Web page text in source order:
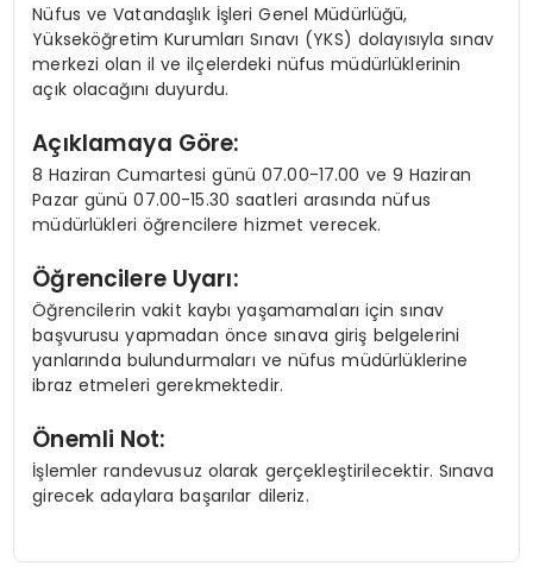
Nüfus ve Vatandaşlık İşleri Genel Müdürlüğü,
Yükseköğretim Kurumları Sınavı (YKS) dolayısıyla sınav
merkezi olan il ve ilçelerdeki nüfus müdürlüklerinin
açık olacağını duyurdu.
Açıklamaya Göre:
8 Haziran Cumartesi günü 07.00-17.00 ve 9 Haziran
Pazar günü 07.00-15.30 saatleri arasında nüfus
müdürlükleri öğrencilere hizmet verecek.
Öğrencilere Uyarı:
Öğrencilerin vakit kaybı yaşamamaları için sınav
başvurusu yapmadan önce sınava giriş belgelerini
yanlarında bulundurmaları ve nüfus müdürlüklerine
ibraz etmeleri gerekmektedir.
Önemli Not:
İşlemler randevusuz olarak gerçekleştirilecektir. Sınava
girecek adaylara başarılar dileriz.